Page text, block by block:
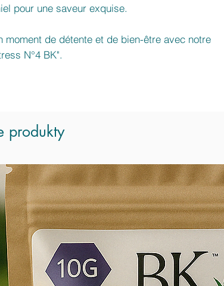
pour une saveur exquise.
moment de détente et de bien-être avec notre
N°4 BK".
produkty